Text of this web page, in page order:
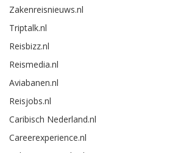
Zakenreisnieuws.nl
Triptalk.nl
Reisbizz.nl
Reismedia.nl
Aviabanen.nl
Reisjobs.nl
Caribisch Nederland.nl
Careerexperience.nl